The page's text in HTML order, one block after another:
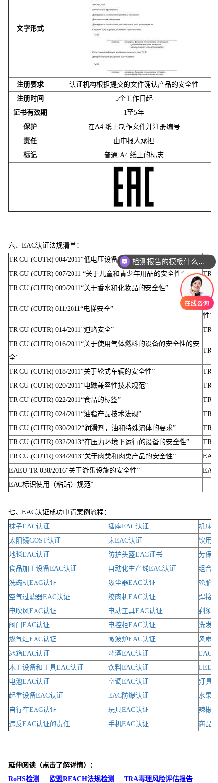
文字形式
注册要求
认证机构根据提交的文件确认产品的安全性
注册时间
5个工作日起
证书有效期
1至5年
保护
在A4 纸上制作文件并注册编号
责任
由申报人承担
标记
普通 A4 纸上的标志
六、EAC认证法规清单：
TR CU (CUTR) 004/2011“低电压设备的安全性”
TR
TR CU (CUTR) 007/2011 “关于儿童和青少年用品的安全性”
TR
TR CU (CUTR) 009/2011“关于香水和化妆品的安全性”
TR
TR CU (CUTR) 011/2011“电梯安全”
TR
性”
TR CU (CUTR) 014/2011“道路安全”
TR
TR CU (CUTR) 016/2011“关于使用气体燃料的设备的安全性的安
全”
TR
TR CU (CUTR) 018/2011“关于轮式车辆的安全性”
TR
TR CU (CUTR) 020/2011“电磁兼容性技术规范”
TR
TR CU (CUTR) 022/2011“食品的标签”
TR
TR CU (CUTR) 024/2011“油脂产品技术法规”
TR
TR CU (CUTR) 030/2012“润滑剂，油和特殊流体的要求”
TR
TR CU (CUTR) 032/2013“在压力环境下运行的设备的安全性”
TR
TR CU (CUTR) 034/2013“关于肉类和肉类产品的安全性”
EAEU TR 038/2016“关于游乐设施的安全性”
EAC标识使用（粘贴）规范”
七、EAC认证成功申请案例流程：
袜子EAC认证
插座EAC认证
机床
太阳镜GOST认证
床EAC认证
饮用
地毯EAC认证
防护头盔EAC证书
劳保
食品加工设备EAC认证
自动化生产线EAC认证
组合
洗碗机EAC认证
吸尘器EAC认证
轮胎
空气过滤器EAC认证
绞肉机EAC认证
焊接
电吹风EAC认证
电动工具EAC认证
剃须
阀门EAC认证
电控柜EAC认证
洗发
燃气灶EAC认证
微波炉EAC认证
风扇
冰箱EAC认证
啤酒EAC认证
EAC
木工设备和工具EAC认证
饮料EAC认证
LED
电池EAC认证
空调EAC认证
灯具
起重设备EAC认证
EAC防爆认证
水果
自行车EAC认证
玩具EAC认证
辣椒
违反EAC认证的责任
手机EAC认证 商品
延伸阅读（点击了解详情）：
RoHS检测
欧盟REACH法规检测 TRA毒理风险评估报告
检测报告的模板什么样？